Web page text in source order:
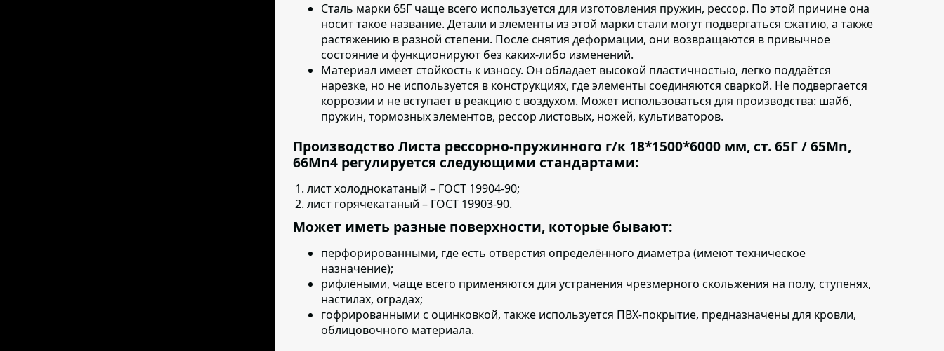
Сталь марки 65Г чаще всего используется для изготовления пружин, рессор. По этой причине она
носит такое название. Детали и элементы из этой марки стали могут подвергаться сжатию, а также
растяжению в разной степени. После снятия деформации, они возвращаются в привычное
состояние и функционируют без каких-либо изменений.
Материал имеет стойкость к износу. Он обладает высокой пластичностью, легко поддаётся
нарезке, но не используется в конструкциях, где элементы соединяются сваркой. Не подвергается
коррозии и не вступает в реакцию с воздухом. Может использоваться для производства: шайб,
пружин, тормозных элементов, рессор листовых, ножей, культиваторов.
Производство Листа рессорно-пружинного г/к 18*1500*6000 мм, ст. 65Г / 65Mn,
66Mn4 регулируется следующими стандартами:
лист холоднокатаный – ГОСТ 19904-90;
лист горячекатаный – ГОСТ 19903-90.
Может иметь разные поверхности, которые бывают:
перфорированными, где есть отверстия определённого диаметра (имеют техническое
назначение);
рифлёными, чаще всего применяются для устранения чрезмерного скольжения на полу, ступенях,
настилах, оградах;
гофрированными с оцинковкой, также используется ПВХ-покрытие, предназначены для кровли,
облицовочного материала.